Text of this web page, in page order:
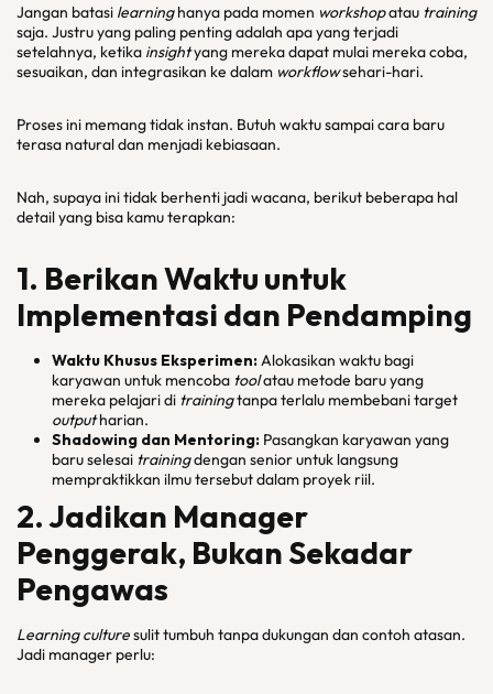
Jangan batasi learninghanya pada momen workshopatau training
saja. Justru yang paling penting adalah apa yang terjadi
setelahnya, ketika insightyang mereka dapat mulai mereka coba,
sesuaikan, dan integrasikan ke dalam workflowsehari-hari.
Proses ini memang tidak instan. Butuh waktu sampai cara baru
terasa natural dan menjadi kebiasaan.
Nah, supaya ini tidak berhenti jadi wacana, berikut beberapa hal
detail yang bisa kamu terapkan:
1. Berikan Waktu untuk
Implementasi dan Pendamping
Waktu Khusus Eksperimen:Alokasikan waktu bagi
karyawan untuk mencoba toolatau metode baru yang
mereka pelajari di trainingtanpa terlalu membebani target
outputharian.
Shadowing dan Mentoring: Pasangkan karyawan yang
baru selesai trainingdengan senior untuk langsung
mempraktikkan ilmu tersebut dalam proyek riil.
2. Jadikan Manager
Penggerak, Bukan Sekadar
Pengawas
Learning culturesulit tumbuh tanpa dukungan dan contoh atasan.
Jadi manager perlu: